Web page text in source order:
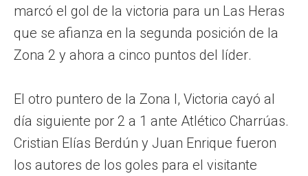
marcó el gol de la victoria para un Las Heras
que se afianza en la segunda posición de la
Zona 2 y ahora a cinco puntos del líder.
El otro puntero de la Zona I, Victoria cayó al
día siguiente por 2 a 1 ante Atlético Charrúas.
Cristian Elías Berdún y Juan Enrique fueron
los autores de los goles para el visitante